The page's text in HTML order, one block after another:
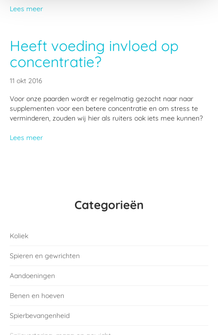
Lees meer
Heeft voeding invloed op
concentratie?
11 okt 2016
Voor onze paarden wordt er regelmatig gezocht naar naar
supplementen voor een betere concentratie en om stress te
verminderen, zouden wij hier als ruiters ook iets mee kunnen?
Lees meer
Categorieën
Koliek
Spieren en gewrichten
Aandoeningen
Benen en hoeven
Spierbevangenheid